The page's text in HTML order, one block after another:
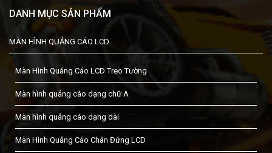
DANH MỤC SẢN PHẨM
MÀN HÌNH QUẢNG CÁO LCD
Màn Hình Quảng Cáo LCD Treo Tường
Màn hình quảng cáo dạng chữ A
Màn hình quảng cáo dạng dài
Màn Hình Quảng Cáo Chân Đứng LCD